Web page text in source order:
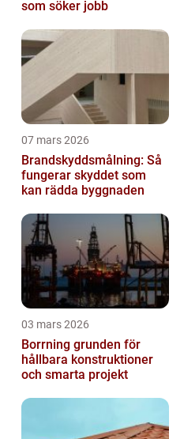
som söker jobb
07 mars 2026
Brandskyddsmålning: Så
fungerar skyddet som
kan rädda byggnaden
03 mars 2026
Borrning grunden för
hållbara konstruktioner
och smarta projekt